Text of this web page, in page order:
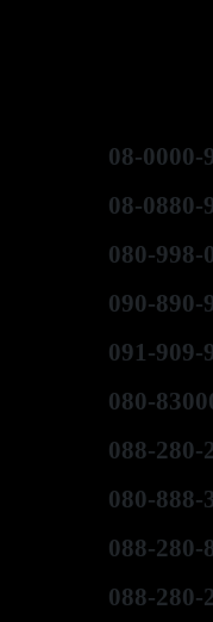
08-0000-
08-0880-
080-998-
090-890-
091-909-
080-
088-280-
080-888-
088-280-
088-280-